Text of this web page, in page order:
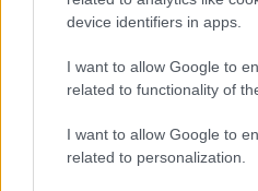
device identifiers in apps.
I want to allow Google to
related to functionality of
I want to allow Google to
related to personalization.
kőszínházi előadását (a
UNITER debütdíjra jelölték.
A január 25-i bemutatót
alkalommal lesz látható a